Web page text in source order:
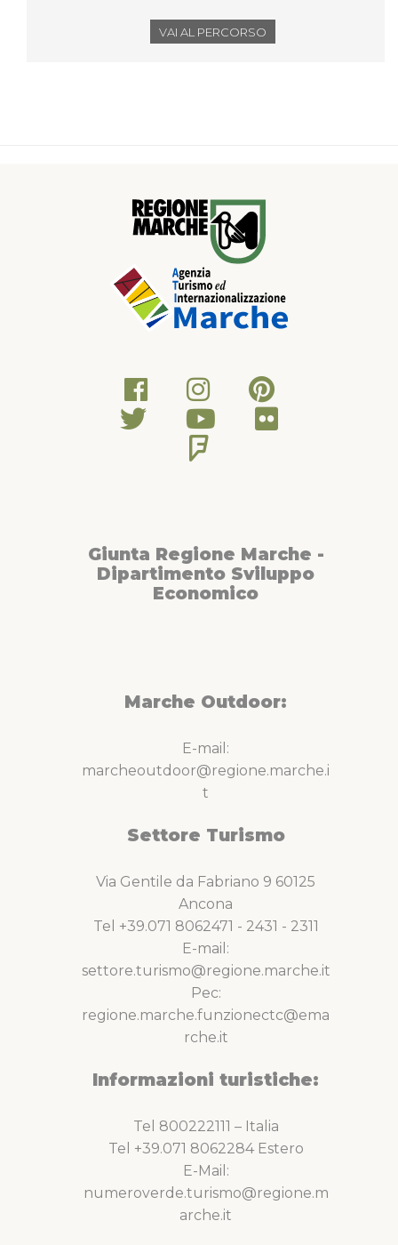
VAI AL PERCORSO
Giunta Regione Marche -
Dipartimento Sviluppo
Economico
Marche Outdoor:
E-mail:
marcheoutdoor@regione.marche.i
t
Settore Turismo
Via Gentile da Fabriano 9 60125
Ancona
Tel +39.071 8062471 - 2431 - 2311
E-mail:
settore.turismo@regione.marche.it
Pec:
regione.marche.funzionectc@ema
rche.it
Informazioni turistiche:
Tel 800222111 – Italia
Tel +39.071 8062284 Estero
E-Mail:
numeroverde.turismo@regione.m
arche.it